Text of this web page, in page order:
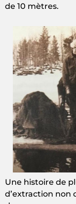
de 10 mètres.
Une histoire de
d’extraction non